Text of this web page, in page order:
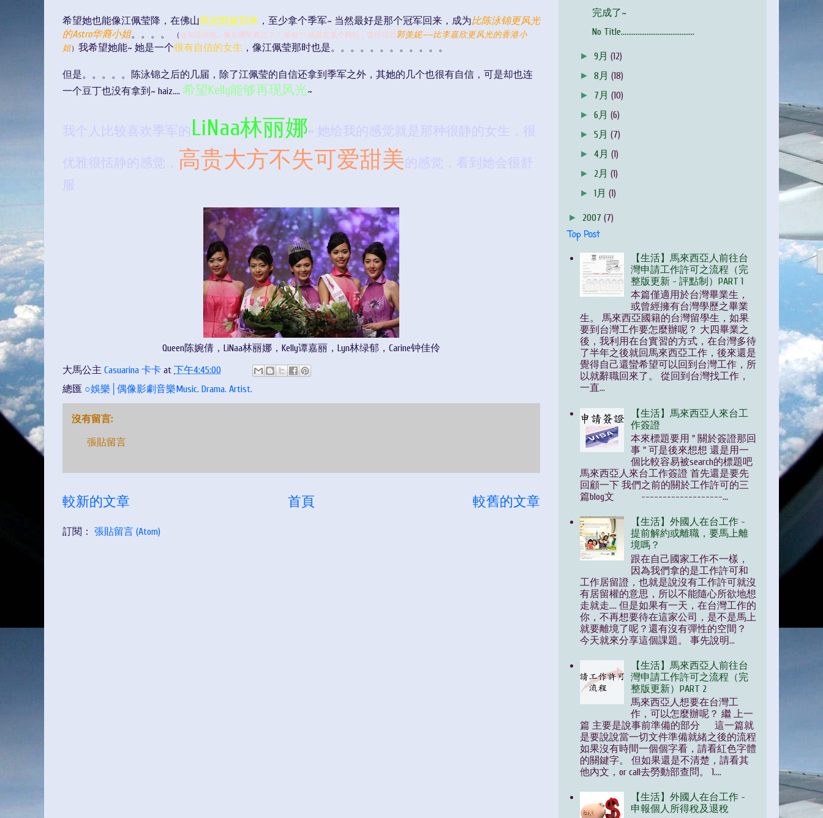
希望她也能像江佩莹降，在佛山风光凯旋归来 ，至少拿个季军~ 当然最好是那个冠军回来，成为比陈泳锦更风光
的Astro华裔小姐。。。。 （ 这句话很熟.... 像在哪里看过？！ 哈哈^^ 就是在某个网站，曾经写过 郭羡妮——比李嘉欣更风光的香港小
姐） 我希望她能~ 她是一个很有自信的女生 ，像江佩莹那时也是。。。。。。。。。。。。
但是。。。。。陈泳锦之后的几届，除了江佩莹的自信还拿到季军之外，其她的几个也很有自信，可是却也连
一个豆丁也没有拿到~ haiz.... 希望Kelly能够再现风光~
我个人比较喜欢季军的 LiNaa林丽娜~ 她给我的感觉就是那种很静的女生，很
优雅很恬静的感觉， 高贵大方不失可爱甜美的感觉，看到她会很舒
服
Queen陈婉倩，LiNaa林丽娜，Kelly谭嘉丽，Lyn林绿郁，Carine钟佳伶
大馬公主 Casuarina 卡卡 at 下午4:45:00
總匯 ○娛樂│偶像影劇音樂Music. Drama. Artist.
沒有留言:
張貼留言
較新的文章 較舊的文章
首頁
訂閱： 張貼留言 (Atom)
完成了~
No Title........................................
►9月(12)
►8月(18)
► 7月(10)
►6月(6)
►5月(7)
►4月(1)
► 2月(1)
►1月(1)
► 2007 (7)
Top Post
【生活】馬來西亞人前往台
灣申請工作許可之流程（完
整版更新 - 評點制）PART 1
本篇僅適用於台灣畢業生，
或曾經擁有台灣學歷之畢業
生。 馬來西亞國籍的台灣留學生，如果
要到台灣工作要怎麼辦呢？ 大四畢業之
後，我利用在台實習的方式，在台灣多待
了半年之後就回馬來西亞工作，後來還是
覺得自己還蠻希望可以回到台灣工作，所
以就辭職回來了。 從回到台灣找工作，
一直...
【生活】馬來西亞人來台工
作簽證
本來標題要用 " 關於簽證那回
事 " 可是後來想想 還是用一
個比較容易被search的標題吧
馬來西亞人來台工作簽證 首先還是要先
回顧一下 我們之前的關於工作許可的三
篇blog文 -------------------...
【生活】外國人在台工作 -
提前解約或離職，要馬上離
境嗎？
跟在自己國家工作不一樣，
因為我們拿的是工作許可和
工作居留證，也就是說沒有工作許可就沒
有居留權的意思，所以不能隨心所欲地想
走就走.... 但是如果有一天，在台灣工作的
你，不再想要待在這家公司，是不是馬上
就要離境了呢？還有沒有彈性的空間？
今天就來分享這個課題。 事先說明...
【生活】馬來西亞人前往台
灣申請工作許可之流程（完
整版更新）PART 2
馬來西亞人想要在台灣工
作，可以怎麼辦呢？ 繼 上一
篇 主要是說事前準備的部分 這一篇就
是要說說當一切文件準備就緒之後的流程
如果沒有時間一個個字看，請看紅色字體
的關鍵字。 但如果還是不清楚，請看其
他內文，or call去勞動部查問。 1....
【生活】外國人在台工作 -
申報個人所得稅及退稅